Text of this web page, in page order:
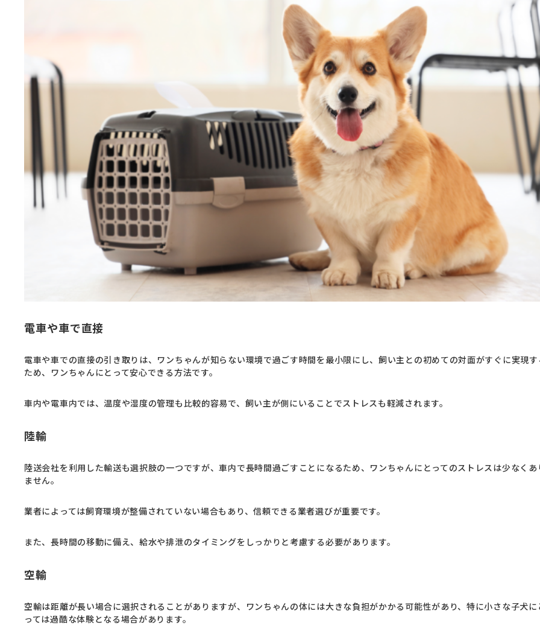
電車や車で直接
電車や車での直接の引き取りは、ワンちゃんが知らない環境で過ごす時間を最小限にし、飼い主との初めての対面がすぐに実現す
ため、ワンちゃんにとって安心できる方法です。
車内や電車内では、温度や湿度の管理も比較的容易で、飼い主が側にいることでストレスも軽減されます。
陸輸
陸送会社を利用した輸送も選択肢の一つですが、車内で長時間過ごすことになるため、ワンちゃんにとってのストレスは少なくあ
ません。
業者によっては飼育環境が整備されていない場合もあり、信頼できる業者選びが重要です。
また、長時間の移動に備え、給水や排泄のタイミングをしっかりと考慮する必要があります。
空輸
空輸は距離が長い場合に選択されることがありますが、ワンちゃんの体には大きな負担がかかる可能性があり、特に小さな子犬に
っては過酷な体験となる場合があります。